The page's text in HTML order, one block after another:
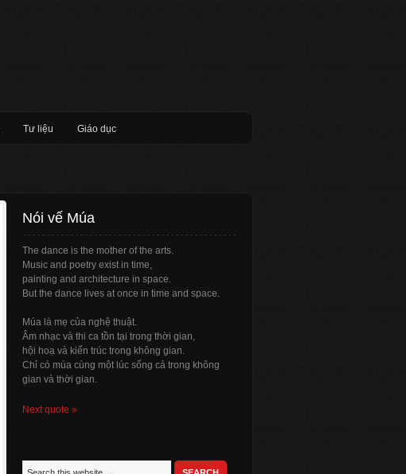
Tư liệu Giáo dục
Nói vế Múa
The dance is the mother of the arts.
Music and poetry exist in time,
painting and architecture in space.
But the dance lives at once in time and space.
Múa là mẹ của nghệ thuật.
Âm nhạc và thi ca tồn tại trong thời gian,
hội hoạ và kiến trúc trong không gian.
Chỉ có múa cùng một lúc sống cả trong không
gian và thời gian.
Next quote »